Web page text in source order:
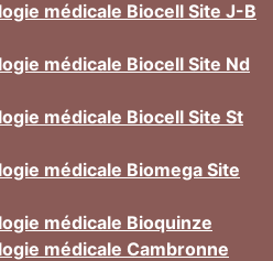
médicale Biocell Site J-B
médicale Biocell Site Nd
médicale Biocell Site St
médicale Biomega Site
médicale Bioquinze
médicale Cambronne